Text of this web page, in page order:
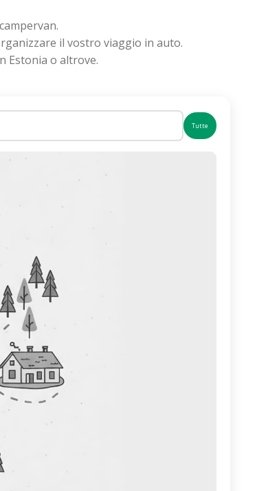
il vostro viaggio in auto.
Estonia o altrove.
Tutte